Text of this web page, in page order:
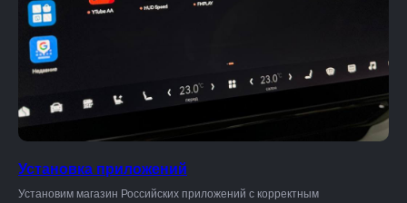
Установка приложений
Установим магазин Российских приложений с корректным